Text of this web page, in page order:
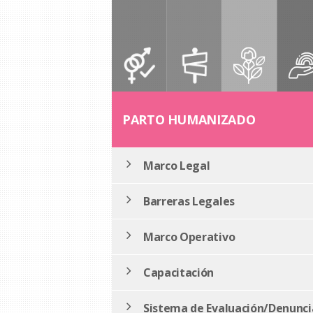
PARTO HUMANIZADO
Marco Legal
Barreras Legales
Marco Operativo
Capacitación
Sistema de Evaluación/